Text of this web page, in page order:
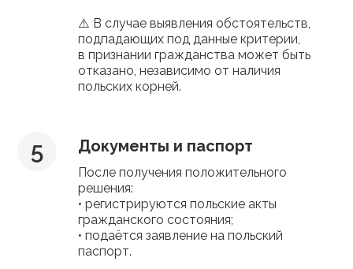
⚠️ В случае выявления обстоятельств,
подпадающих под данные критерии,
в признании гражданства может быть
отказано, независимо от наличия
польских корней.
Документы и паспорт
После получения положительного
решения:
• регистрируются польские акты
гражданского состояния;
• подаётся заявление на польский
паспорт.